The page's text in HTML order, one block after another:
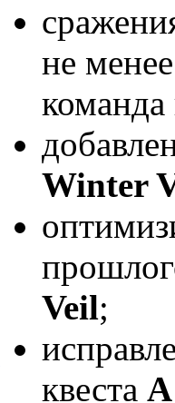
не
Winter
Veil;
квеста